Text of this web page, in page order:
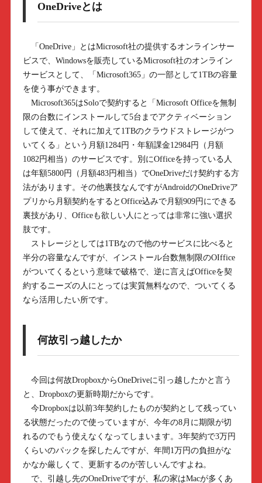
OneDriveとは
「OneDrive」とはMicrosoft社の提供するオンラインサー
ビスで、Windowsを販売しているMicrosoft社のオンライン
サービスとして、「Microsoft365」の一部として1TBの容量
を使う事ができます。
Microsoft365はSoloで契約すると「Microsoft Officeを無制
限の台数にインストールして5台までアクティベーション
して使えて、それに加えて1TBのクラウドストレージがつ
いてくる」という月額1284円・年額課金12984円（月額
1082円相当）のサービスです。別にOfficeを持っている人
は年額5800円（月額483円相当）でOneDriveだけ契約する方
法があります。その他裏技なんですがAndroidのOneDriveア
プリから月額契約をするとOffice込みで月額909円にできる
裏技があり、Officeも欲しい人にとっては非常に強い選択
肢です。
ストレージとしては1TBなので他のサービスに比べると
半分の容量なんですが、インストール台数無制限のOIffice
がついてくるという意味で破格で、逆に言えばOfficeを契
約するニーズの人にとっては実質無料なので、ついてくる
なら活用したい所です。
何故引っ越したか
今回は何故DropboxからOneDriveに引っ越したかと言う
と、Dropboxの更新時期だからです。
今Dropboxは以前3年契約したものが契約として残ってい
る状態だったので使っていますが、今年の8月に期限が切
れるのでもう使えなくなってしまいます。3年契約で3万円
くらいのパックを探したんですが、年間1万円の負担がな
かなか厳しくて、更新するのが苦しいんですよね。
で、引越し先のOneDriveですが、私の家はMacが多くあ